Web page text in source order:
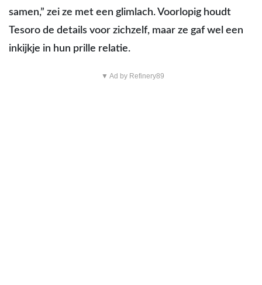
samen,” zei ze met een glimlach. Voorlopig houdt
Tesoro de details voor zichzelf, maar ze gaf wel een
inkijkje in hun prille relatie.
▼ Ad by Refinery89